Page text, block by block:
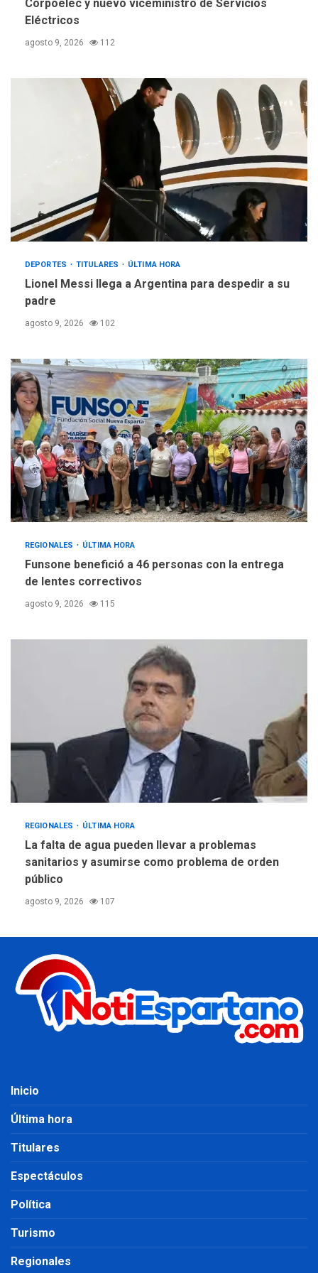
Corpoelec y nuevo viceministro de Servicios
Eléctricos
agosto 9, 2026 112
DEPORTES TITULARES ÚLTIMA HORA
Lionel Messi llega a Argentina para despedir a su
padre
agosto 9, 2026 102
REGIONALES ÚLTIMA HORA
Funsone benefició a 46 personas con la entrega
de lentes correctivos
agosto 9, 2026 115
REGIONALES ÚLTIMA HORA
La falta de agua pueden llevar a problemas
sanitarios y asumirse como problema de orden
público
agosto 9, 2026 107
Inicio
Última hora
Titulares
Espectáculos
Política
Turismo
Regionales